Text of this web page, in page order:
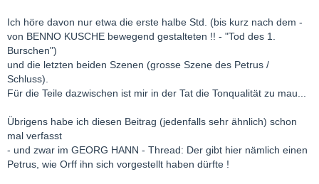
Ich höre davon nur etwa die erste halbe Std. (bis kurz nach dem -
von BENNO KUSCHE bewegend gestalteten !! - "Tod des 1.
Burschen")
und die letzten beiden Szenen (grosse Szene des Petrus /
Schluss).
Für die Teile dazwischen ist mir in der Tat die Tonqualität zu mau...
Übrigens habe ich diesen Beitrag (jedenfalls sehr ähnlich) schon
mal verfasst
- und zwar im GEORG HANN - Thread: Der gibt hier nämlich einen
Petrus, wie Orff ihn sich vorgestellt haben dürfte !